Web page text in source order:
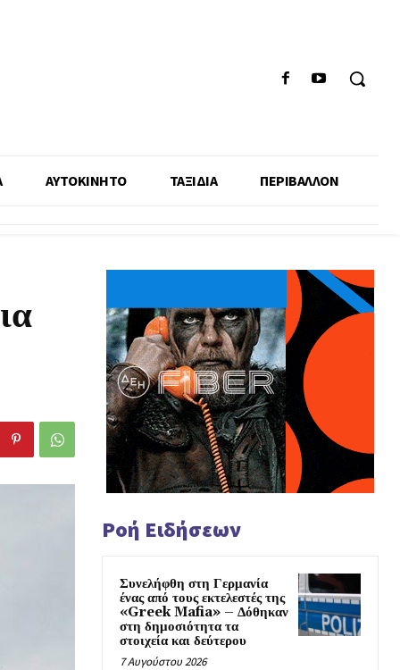
ΑΥΤΟΚΙΝΗΤΟ ΤΑΞΙΔΙΑ ΠΕΡΙΒΑΛΛΟΝ
Ροή Ειδήσεων
Συνελήφθη στη Γερμανία
ένας από τους εκτελεστές της
«Greek Mafia» – Δόθηκαν
στη δημοσιότητα τα
στοιχεία και δεύτερου
7 Αυγούστου 2026